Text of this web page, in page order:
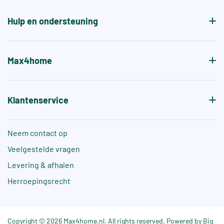
Hulp en ondersteuning
Max4home
Klantenservice
Neem contact op
Veelgestelde vragen
Levering & afhalen
Herroepingsrecht
Copyright © 2026 Max4home.nl. All rights reserved. Powered by Big